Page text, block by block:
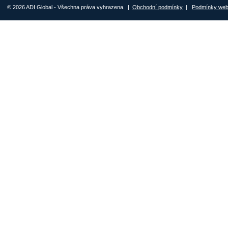
© 2026 ADI Global - Všechna práva vyhrazena. | Obchodní podmínky | Podmínky